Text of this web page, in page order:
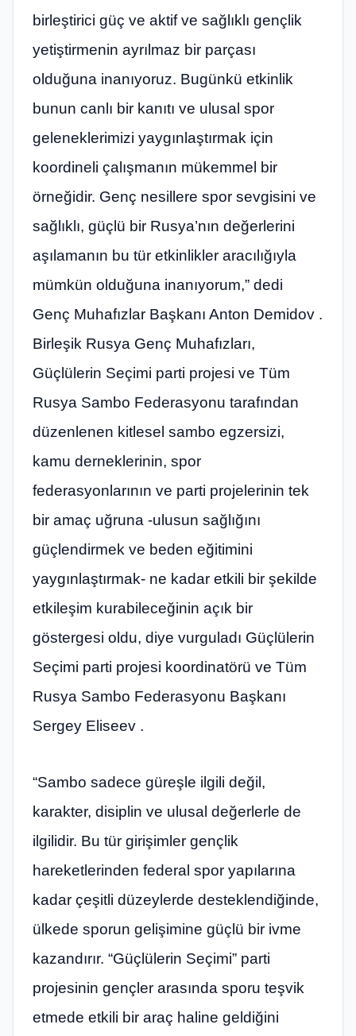
birleştirici güç ve aktif ve sağlıklı gençlik
yetiştirmenin ayrılmaz bir parçası
olduğuna inanıyoruz. Bugünkü etkinlik
bunun canlı bir kanıtı ve ulusal spor
geleneklerimizi yaygınlaştırmak için
koordineli çalışmanın mükemmel bir
örneğidir. Genç nesillere spor sevgisini ve
sağlıklı, güçlü bir Rusya’nın değerlerini
aşılamanın bu tür etkinlikler aracılığıyla
mümkün olduğuna inanıyorum,” dedi
Genç Muhafızlar Başkanı Anton Demidov .
Birleşik Rusya Genç Muhafızları,
Güçlülerin Seçimi parti projesi ve Tüm
Rusya Sambo Federasyonu tarafından
düzenlenen kitlesel sambo egzersizi,
kamu derneklerinin, spor
federasyonlarının ve parti projelerinin tek
bir amaç uğruna -ulusun sağlığını
güçlendirmek ve beden eğitimini
yaygınlaştırmak- ne kadar etkili bir şekilde
etkileşim kurabileceğinin açık bir
göstergesi oldu, diye vurguladı Güçlülerin
Seçimi parti projesi koordinatörü ve Tüm
Rusya Sambo Federasyonu Başkanı
Sergey Eliseev .
“Sambo sadece güreşle ilgili değil,
karakter, disiplin ve ulusal değerlerle de
ilgilidir. Bu tür girişimler gençlik
hareketlerinden federal spor yapılarına
kadar çeşitli düzeylerde desteklendiğinde,
ülkede sporun gelişimine güçlü bir ivme
kazandırır. “Güçlülerin Seçimi” parti
projesinin gençler arasında sporu teşvik
etmede etkili bir araç haline geldiğini